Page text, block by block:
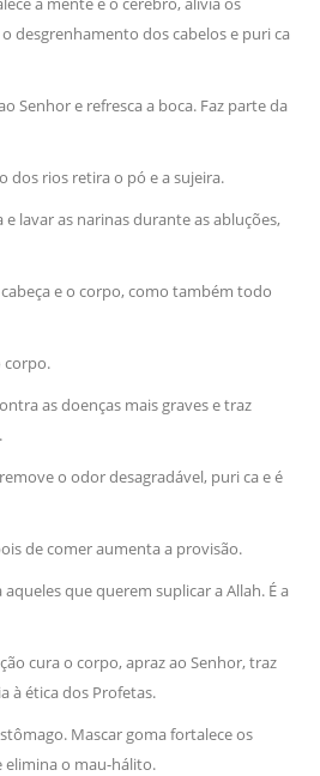
desgrenhamento dos cabelos e puri ca
Senhor e refresca a boca. Faz parte da
dos rios retira o pó e a sujeira.
e lavar as narinas durante as abluções,
e o corpo, como também todo
corpo.
as doenças mais graves e traz
o odor desagradável, puri ca e é
de comer aumenta a provisão.
que querem suplicar a Allah. É a
cura o corpo, apraz ao Senhor, traz
à ética dos Profetas.
Mascar goma fortalece os
elimina o mau-hálito.